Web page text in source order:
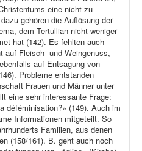
eine nicht zu
gehören die Auflösung der
dem Tertullian nicht weniger
hat (142). Es fehlten auch
auf Fleisch- und Weingenuss,
auf Entsagung von
Probleme entstanden
Frauen und Männer unter
eine sehr interessante Frage:
déféminisation?» (149). Auch im
Informationen mitgeteilt. So
Familien, aus denen
(158/161). B. geht auch noch